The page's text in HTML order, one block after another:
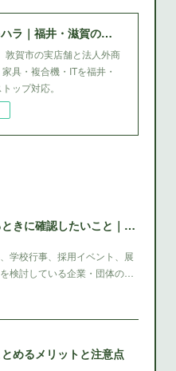
株式会社キハラ｜福井・滋賀の文房具・家具・複合機
敦賀市の実店舗と法人外商
具・複合機・ITを福井・
ップ対応。
名入れボールペンを注文するときに確認したいこと｜敦賀・福井
学校行事、採用イベント、展
検討している企業・団体の…
めるメリットと注意点